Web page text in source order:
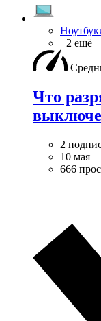
+2 ещё
Что
2
10 мая
666